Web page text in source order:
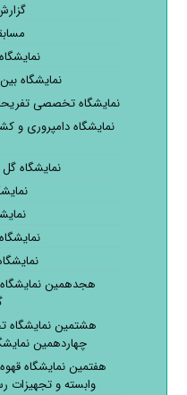
نمایشگاه
نمایشگاه
نمایشگاه تخصصی
نمایشگاه گل
هجدهمین نمایشگاه
هشتمین
چهاردهمین
هفتمین نمایشگاه
وابسته و تجهیزات